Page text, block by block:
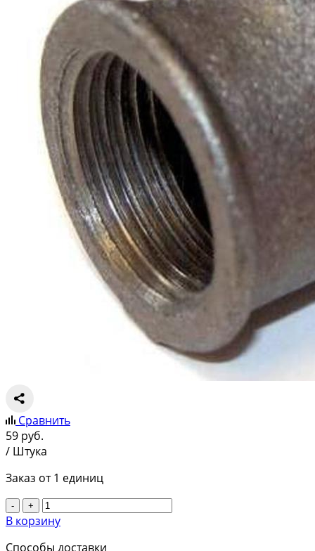
Сравнить
59 руб.
/ Штука
Заказ от 1 единиц
- +
В корзину
Способы доставки